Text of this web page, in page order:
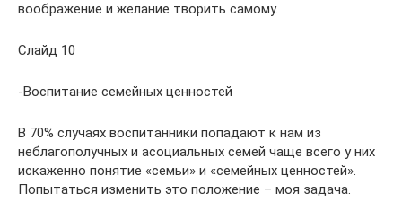
воображение и желание творить самому.
Слайд 10
-Воспитание семейных ценностей
В 70% случаях воспитанники попадают к нам из
неблагополучных и асоциальных семей чаще всего у них
искаженно понятие «семьи» и «семейных ценностей».
Попытаться изменить это положение – моя задача.